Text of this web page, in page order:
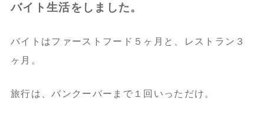
バイト生活をしました。
バイトはファーストフード５ヶ月と、レストラン３
ヶ月。
旅行は、バンクーバーまで１回いっただけ。